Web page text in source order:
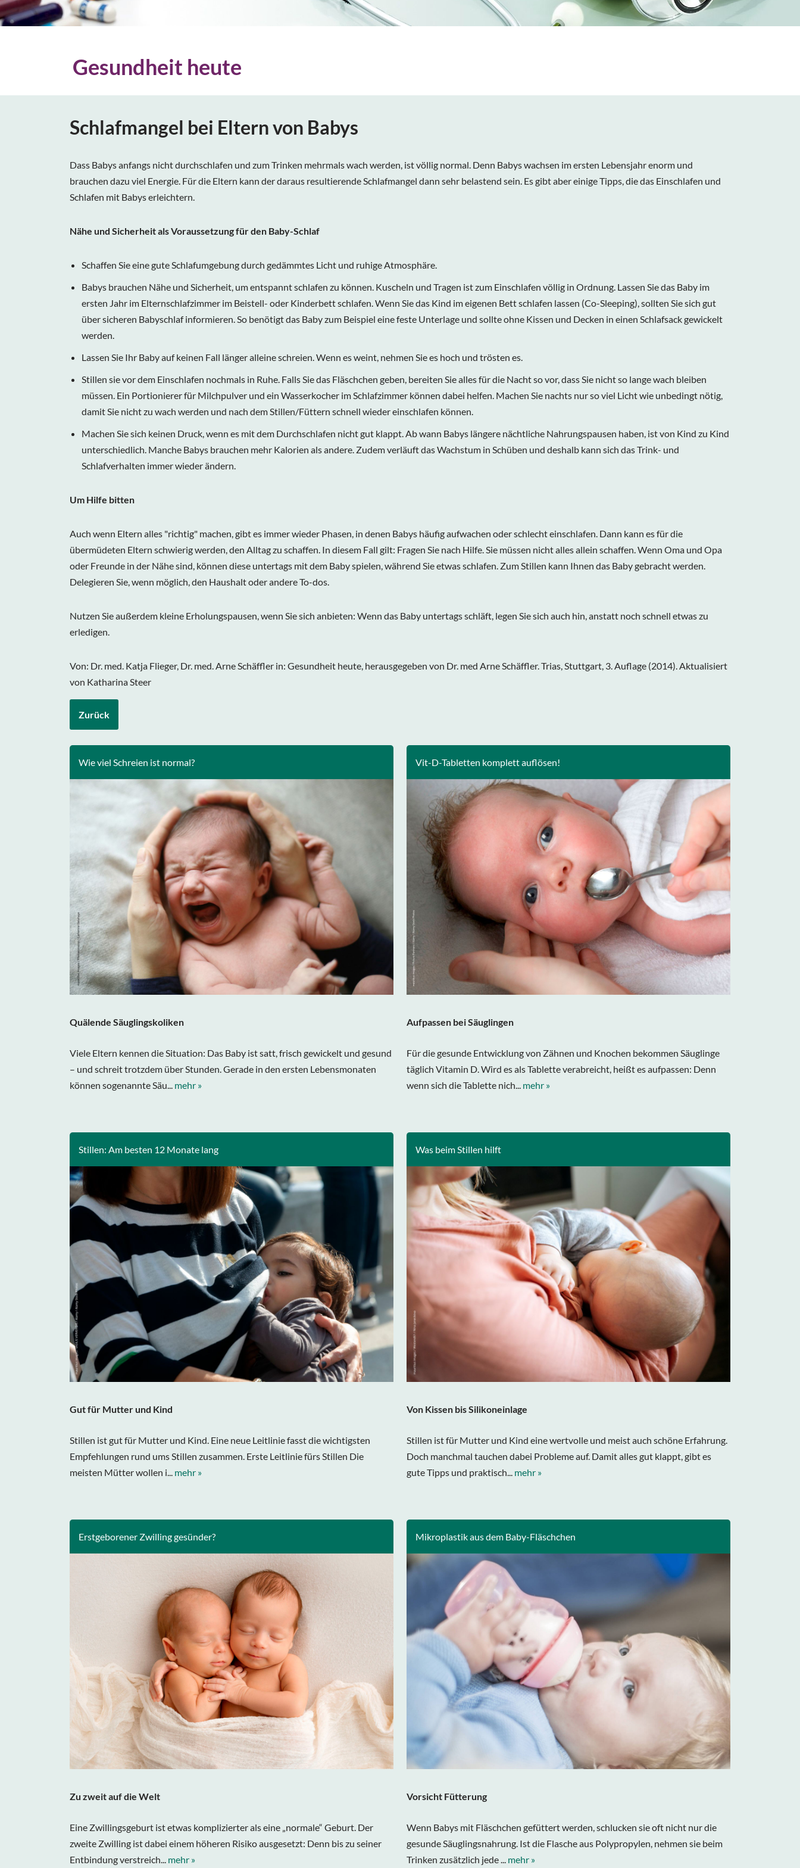
Gesundheit heute
Schlafmangel bei Eltern von Babys
Dass Babys anfangs nicht durchschlafen und zum Trinken mehrmals wach werden, ist völlig normal. Denn Babys wachsen im ersten Lebensjahr enorm und
brauchen dazu viel Energie. Für die Eltern kann der daraus resultierende Schlafmangel dann sehr belastend sein. Es gibt aber einige Tipps, die das Einschlafen und
Schlafen mit Babys erleichtern.
Nähe und Sicherheit als Voraussetzung für den Baby-Schlaf
Schaffen Sie eine gute Schlafumgebung durch gedämmtes Licht und ruhige Atmosphäre.
Babys brauchen Nähe und Sicherheit, um entspannt schlafen zu können. Kuscheln und Tragen ist zum Einschlafen völlig in Ordnung. Lassen Sie das Baby im
ersten Jahr im Elternschlafzimmer im Beistell- oder Kinderbett schlafen. Wenn Sie das Kind im eigenen Bett schlafen lassen (Co-Sleeping), sollten Sie sich gut
über sicheren Babyschlaf informieren. So benötigt das Baby zum Beispiel eine feste Unterlage und sollte ohne Kissen und Decken in einen Schlafsack gewickelt
werden.
Lassen Sie Ihr Baby auf keinen Fall länger alleine schreien. Wenn es weint, nehmen Sie es hoch und trösten es.
Stillen sie vor dem Einschlafen nochmals in Ruhe. Falls Sie das Fläschchen geben, bereiten Sie alles für die Nacht so vor, dass Sie nicht so lange wach bleiben
müssen. Ein Portionierer für Milchpulver und ein Wasserkocher im Schlafzimmer können dabei helfen. Machen Sie nachts nur so viel Licht wie unbedingt nötig,
damit Sie nicht zu wach werden und nach dem Stillen/Füttern schnell wieder einschlafen können.
Machen Sie sich keinen Druck, wenn es mit dem Durchschlafen nicht gut klappt. Ab wann Babys längere nächtliche Nahrungspausen haben, ist von Kind zu Kind
unterschiedlich. Manche Babys brauchen mehr Kalorien als andere. Zudem verläuft das Wachstum in Schüben und deshalb kann sich das Trink- und
Schlafverhalten immer wieder ändern.
Um Hilfe bitten
Auch wenn Eltern alles "richtig" machen, gibt es immer wieder Phasen, in denen Babys häufig aufwachen oder schlecht einschlafen. Dann kann es für die
übermüdeten Eltern schwierig werden, den Alltag zu schaffen. In diesem Fall gilt: Fragen Sie nach Hilfe. Sie müssen nicht alles allein schaffen. Wenn Oma und Opa
oder Freunde in der Nähe sind, können diese untertags mit dem Baby spielen, während Sie etwas schlafen. Zum Stillen kann Ihnen das Baby gebracht werden.
Delegieren Sie, wenn möglich, den Haushalt oder andere To-dos.
Nutzen Sie außerdem kleine Erholungspausen, wenn Sie sich anbieten: Wenn das Baby untertags schläft, legen Sie sich auch hin, anstatt noch schnell etwas zu
erledigen.
Von: Dr. med. Katja Flieger, Dr. med. Arne Schäffler in: Gesundheit heute, herausgegeben von Dr. med Arne Schäffler. Trias, Stuttgart, 3. Auflage (2014). Aktualisiert
von Katharina Steer
Zurück
Wie viel Schreien ist normal?
Quälende Säuglingskoliken
Viele Eltern kennen die Situation: Das Baby ist satt, frisch gewickelt und gesund
– und schreit trotzdem über Stunden. Gerade in den ersten Lebensmonaten
können sogenannte Säu... mehr »
Vit-D-Tabletten komplett auflösen!
Aufpassen bei Säuglingen
Für die gesunde Entwicklung von Zähnen und Knochen bekommen Säuglinge
täglich Vitamin D. Wird es als Tablette verabreicht, heißt es aufpassen: Denn
wenn sich die Tablette nich... mehr »
Stillen: Am besten 12 Monate lang
Gut für Mutter und Kind
Stillen ist gut für Mutter und Kind. Eine neue Leitlinie fasst die wichtigsten
Empfehlungen rund ums Stillen zusammen. Erste Leitlinie fürs Stillen Die
meisten Mütter wollen i... mehr »
Was beim Stillen hilft
Von Kissen bis Silikoneinlage
Stillen ist für Mutter und Kind eine wertvolle und meist auch schöne Erfahrung.
Doch manchmal tauchen dabei Probleme auf. Damit alles gut klappt, gibt es
gute Tipps und praktisch... mehr »
Erstgeborener Zwilling gesünder?
Zu zweit auf die Welt
Eine Zwillingsgeburt ist etwas komplizierter als eine „normale“ Geburt. Der
zweite Zwilling ist dabei einem höheren Risiko ausgesetzt: Denn bis zu seiner
Entbindung verstreich... mehr »
Mikroplastik aus dem Baby-Fläschchen
Vorsicht Fütterung
Wenn Babys mit Fläschchen gefüttert werden, schlucken sie oft nicht nur die
gesunde Säuglingsnahrung. Ist die Flasche aus Polypropylen, nehmen sie beim
Trinken zusätzlich jede ... mehr »